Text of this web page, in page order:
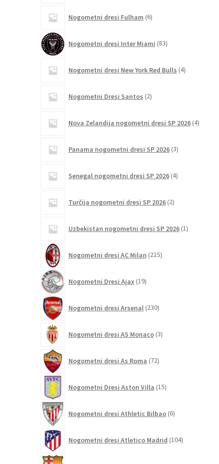
Nogometni dresi Fulham 6izdelkov
Nogometni dresi Inter Miami 83izdelkov
Nogometni dresi New York Red Bulls 4izdelki
Nogometni Dresi Santos 2izdelka
Nova Zelandija nogometni dresi SP 2026 4izdelki
Panama nogometni dresi SP 2026 3izdelki
Senegal nogometni dresi SP 2026 4izdelki
Turčija nogometni dresi SP 2026 2izdelka
Uzbekistan nogometni dresi SP 2026 1izdelek
Nogometni dresi AC Milan 215izdelkov
Nogometni Dresi Ajax 19izdelkov
Nogometni dresi Arsenal 230izdelkov
Nogometni dresi AS Monaco 3izdelki
Nogometni dresi As Roma 72izdelkov
Nogometni Dresi Aston Villa 15izdelkov
Nogometni dresi Athletic Bilbao 6izdelkov
Nogometni dresi Atletico Madrid 104izdelki